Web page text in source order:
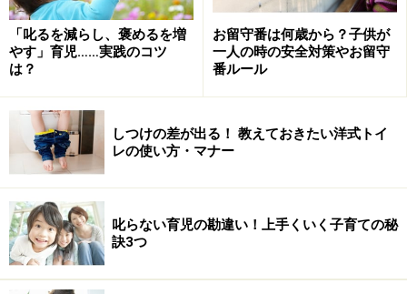
急かされると、どうしてもケアレスミスも増えてきます。
「落ち着いてすればいいよ」と声をかけてあげましょう
いつも急かされると、注意力散漫となり、ケアレスミス
問題をきちんと読まず、解答方法を間違う、慌てて扉を
ど、急かされ、慌てることによって、ケアレスミスを引
き起こすことが増えるでしょう。
■3、物事の取り組みが雑になる
「叱るを減らし、褒めるを増
やす」育児……実践のコツ
は？
お留守番は何歳から？子供が
一人の時の安全対策やお留守
番ルール
しつけの差が出る！ 教えておきたい洋式トイ
レの使い方・マナー
叱らない育児の勘違い！上手くいく子育ての秘
訣3つ